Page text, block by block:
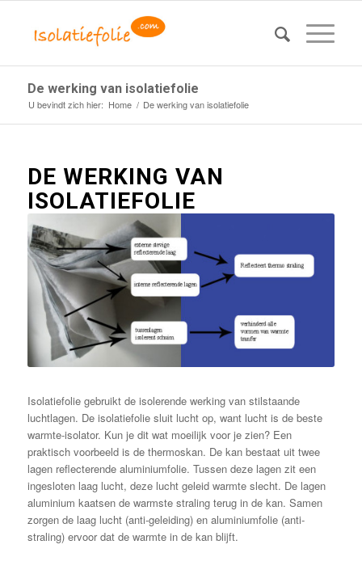
De werking van isolatiefolie
U bevindt zich hier: Home / De werking van isolatiefolie
DE WERKING VAN
ISOLATIEFOLIE
Isolatiefolie gebruikt de isolerende werking van stilstaande
luchtlagen. De isolatiefolie sluit lucht op, want lucht is de beste
warmte-isolator. Kun je dit wat moeilijk voor je zien? Een
praktisch voorbeeld is de thermoskan. De kan bestaat uit twee
lagen reflecterende aluminiumfolie. Tussen deze lagen zit een
ingesloten laag lucht, deze lucht geleid warmte slecht. De lagen
aluminium kaatsen de warmste straling terug in de kan. Samen
zorgen de laag lucht (anti-geleiding) en aluminiumfolie (anti-
straling) ervoor dat de warmte in de kan blijft.